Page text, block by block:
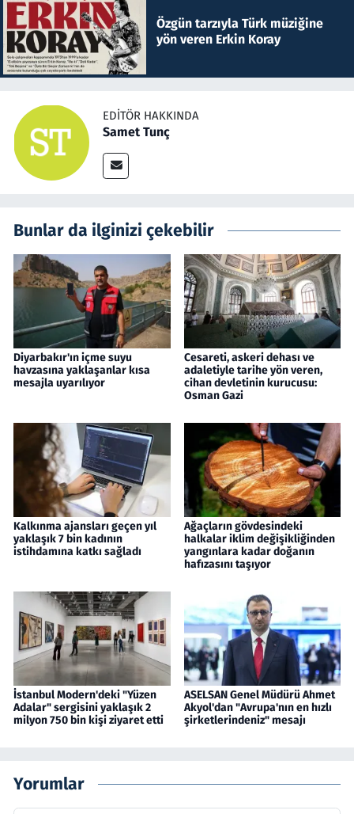
Özgün tarzıyla Türk müziğine
yön veren Erkin Koray
EDITÖR HAKKINDA
Samet Tunç
Bunlar da ilginizi çekebilir
Diyarbakır'ın içme suyu
havzasına yaklaşanlar kısa
mesajla uyarılıyor
Cesareti, askeri dehası ve
adaletiyle tarihe yön veren,
cihan devletinin kurucusu:
Osman Gazi
Kalkınma ajansları geçen yıl
yaklaşık 7 bin kadının
istihdamına katkı sağladı
Ağaçların gövdesindeki
halkalar iklim değişikliğinden
yangınlara kadar doğanın
hafızasını taşıyor
İstanbul Modern'deki "Yüzen
Adalar" sergisini yaklaşık 2
milyon 750 bin kişi ziyaret etti
ASELSAN Genel Müdürü Ahmet
Akyol'dan "Avrupa'nın en hızlı
şirketlerindeniz" mesajı
Yorumlar